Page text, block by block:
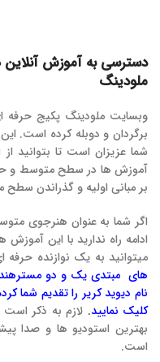
دسترسی به آموزش
ملودینگ
وبسایت ملودینگ پکیج حرفه
برگردان و دوبله کرده است.
شما عزیزان است تا بتوانید از
آموزش ها در سطح متوسط و
بر مبانی اولیه و گذراندن
اگر شما به عنوان هنرجوی
ادامه راه ندارید با این
میتوانید به یک نوازنده حرفه
های مبتدی یک و دو
نام دیوید کریر را تقدیم شما
کلیک نمایید. لازم به ذکر است
بهترین استودیو ها و صدا
است.